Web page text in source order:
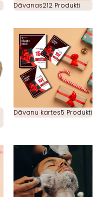
Dāvanas212 Produkti
Dāvanu kartes5 Produkti